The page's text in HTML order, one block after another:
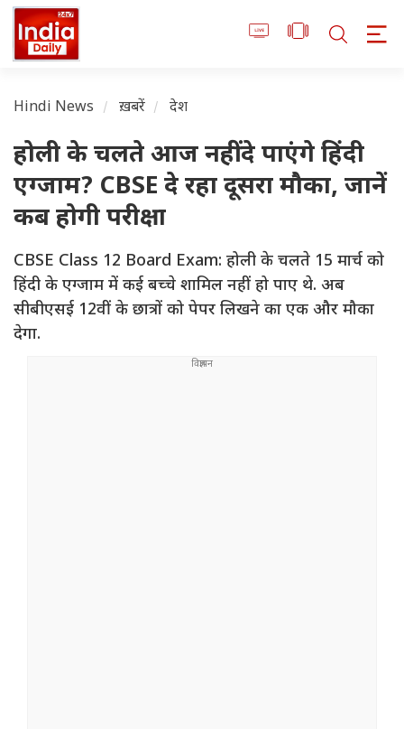
Hindi News ख़बरें देश
होली के चलते आज नहीं दे पाएंगे हिंदी
एग्जाम? CBSE दे रहा दूसरा मौका, जानें
कब होगी परीक्षा
CBSE Class 12 Board Exam: होली के चलते 15 मार्च को
हिंदी के एग्जाम में कई बच्चे शामिल नहीं हो पाए थे. अब
सीबीएसई 12वीं के छात्रों को पेपर लिखने का एक और मौका
देगा.